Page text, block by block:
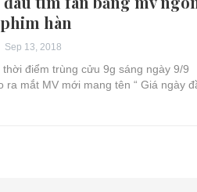
hàn
Sep 13, 2018
thời điểm trùng cửu 9g sáng ngày 9/9
ra mắt MV mới mang tên “ Giá ngày